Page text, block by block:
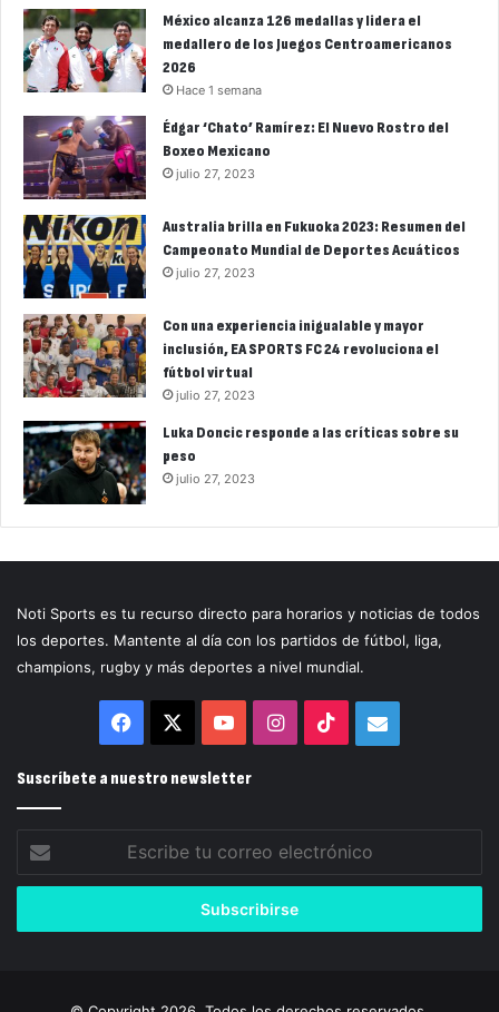
México alcanza 126 medallas y lidera el
medallero de los Juegos Centroamericanos
2026
Hace 1 semana
Édgar ‘Chato’ Ramírez: El Nuevo Rostro del
Boxeo Mexicano
julio 27, 2023
Australia brilla en Fukuoka 2023: Resumen del
Campeonato Mundial de Deportes Acuáticos
julio 27, 2023
Con una experiencia inigualable y mayor
inclusión, EA SPORTS FC 24 revoluciona el
fútbol virtual
julio 27, 2023
Luka Doncic responde a las críticas sobre su
peso
julio 27, 2023
Noti Sports es tu recurso directo para horarios y noticias de todos
los deportes. Mantente al día con los partidos de fútbol, liga,
champions, rugby y más deportes a nivel mundial.
Facebook YouTubeInstagram
TikTok
Suscríbete a nuestro newsletter
Escribe
tu
correo